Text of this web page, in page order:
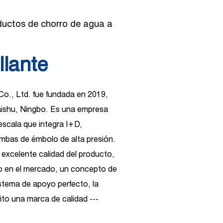
de chorro de agua a
Ltd. fue fundada en 2019,
Ningbo. Es una empresa
que integra I+D,
de émbolo de alta presión.
calidad del producto,
en el mercado, un concepto de
de apoyo perfecto, la
una marca de calidad ---